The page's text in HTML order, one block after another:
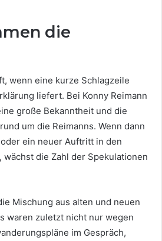
die
wenn eine kurze Schlagzeile
liefert. Bei Konny Reimann
große Bekanntheit und die
um die Reimanns. Wenn dann
ein neuer Auftritt in den
wächst die Zahl der Spekulationen
Mischung aus alten und neuen
waren zuletzt nicht nur wegen
im Gespräch,